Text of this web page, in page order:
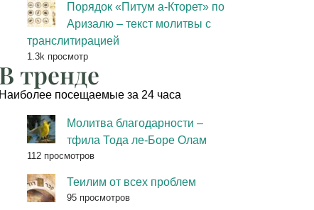
Порядок «Питум а-Кторет» по
Аризалю – текст молитвы с
транслитирацией
1.3k просмотр
В тренде
Наиболее посещаемые за 24 часа
Молитва благодарности –
тфила Тода ле-Боре Олам
112 просмотров
Теилим от всех проблем
95 просмотров